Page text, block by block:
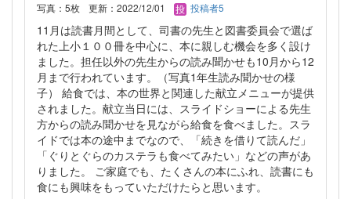
写真：5枚 更新：2022/12/01 投稿者5
11月は読書月間として、司書の先生と図書委員会で選ば
れた上小１００冊を中心に、本に親しむ機会を多く設け
ました。担任以外の先生からの読み聞かせも10月から12
月まで行われています。（写真1年生読み聞かせの様
子） 給食では、本の世界と関連した献立メニューが提供
されました。献立当日には、スライドショーによる先生
方からの読み聞かせを見ながら給食を食べました。スラ
イドでは本の途中までなので、「続きを借りて読んだ」
「ぐりとぐらのカステラも食べてみたい」などの声があ
りました。 ご家庭でも、たくさんの本にふれ、読書にも
食にも興味をもっていただけたらと思います。